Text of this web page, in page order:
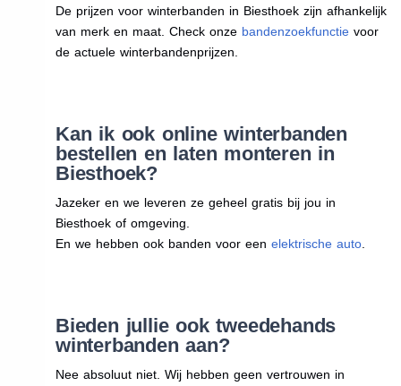
De prijzen voor winterbanden in Biesthoek zijn afhankelijk
van merk en maat. Check onze bandenzoekfunctievoor
de actuele winterbandenprijzen.
Kan ik ook online winterbanden
bestellen en laten monteren in
Biesthoek?
Jazeker en we leveren ze geheel gratis bij jou in
Biesthoek of omgeving.
En we hebben ook banden voor een elektrische auto.
Bieden jullie ook tweedehands
winterbanden aan?
Nee absoluut niet. Wij hebben geen vertrouwen in